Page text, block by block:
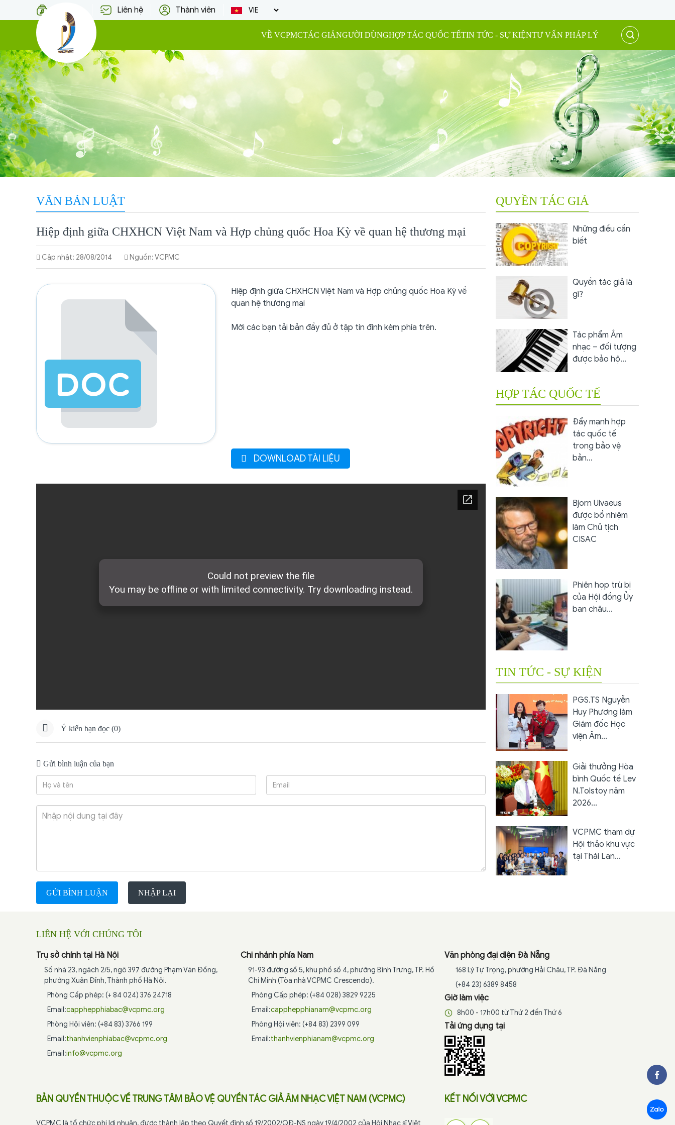
Thư viện Liên hệ Thành viên
VỀ VCPMCTÁC GIẢNGƯỜI DÙNGHỢP TÁC QUỐC TẾTIN TỨC - SỰ KIỆNTƯ VẤN PHÁP LÝ
VĂN BẢN LUẬT
Hiệp định giữa CHXHCN Việt Nam và Hợp chủng quốc Hoa Kỳ về quan hệ thương mại
Cập nhật: 28/08/2014 Nguồn: VCPMC
Hiệp định giữa CHXHCN Việt Nam và Hợp chủng quốc Hoa Kỳ về
quan hệ thương mại
Mời các bạn tải bản đầy đủ ở tập tin đính kèm phía trên.
DOWNLOAD TÀI LIỆU
Ý kiến bạn đọc (0)
Gửi bình luận của bạn
GỬI BÌNH LUẬN NHẬP LẠI
QUYỀN TÁC GIẢ
Những điều cần
biết
Quyền tác giả là
gì?
Tác phẩm Âm
nhạc – đối tượng
được bảo hộ...
HỢP TÁC QUỐC TẾ
Đẩy mạnh hợp
tác quốc tế
trong bảo vệ
bản...
Bjorn Ulvaeus
được bổ nhiệm
làm Chủ tịch
CISAC
Phiên họp trù bị
của Hội đồng Ủy
ban châu...
TIN TỨC - SỰ KIỆN
PGS.TS Nguyễn
Huy Phương làm
Giám đốc Học
viện Âm...
Giải thưởng Hòa
bình Quốc tế Lev
N.Tolstoy năm
2026...
VCPMC tham dự
Hội thảo khu vực
tại Thái Lan...
LIÊN HỆ VỚI CHÚNG TÔI
Trụ sở chính tại Hà Nội
Số nhà 23, ngách 2/5, ngõ 397 đường Phạm Văn Đồng,
phường Xuân Đỉnh, Thành phố Hà Nội.
Phòng Cấp phép: (+ 84 024) 376 24718
Email:capphepphiabac@vcpmc.org
Phòng Hội viên: (+84 83) 3766 199
Email:thanhvienphiabac@vcpmc.org
Email:info@vcpmc.org
Chi nhánh phía Nam
91-93 đường số 5, khu phố số 4, phường Bình Trưng, TP. Hồ
Chí Minh (Tòa nhà VCPMC Crescendo).
Phòng Cấp phép: (+84 028) 3829 9225
Email:capphepphianam@vcpmc.org
Phòng Hội viên: (+84 83) 2399 099
Email:thanhvienphianam@vcpmc.org
Văn phòng đại diện Đà Nẵng
168 Lý Tự Trọng, phường Hải Châu, TP. Đà Nẵng
(+84 23) 6389 8458
Giờ làm việc
8h00 - 17h00 từ Thứ 2 đến Thứ 6
Tải ứng dụng tại
BẢN QUYỀN THUỘC VỀ TRUNG TÂM BẢO VỆ QUYỀN TÁC GIẢ ÂM NHẠC VIỆT NAM (VCPMC)
VCPMC là tổ chức phi lợi nhuận, được thành lập theo Quyết định số 19/2002/QĐ-NS ngày 19/4/2002 của Hội Nhạc sĩ Việt
KẾT NỐI VỚI VCPMC
VỀ
VCPMC
TÁC
GIẢ
NGƯỜI
DÙNG
HỢP